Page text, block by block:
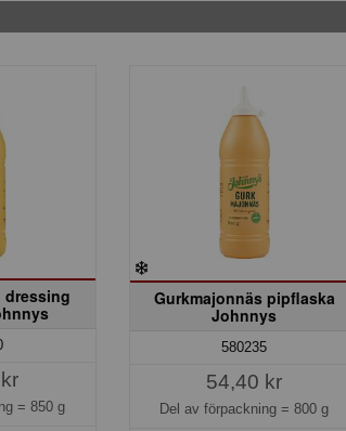
dressing
= 850 g
Gurkmajonnäs pipflaska
Johnnys
580235
54,40 kr
Del av förpackning =800 g